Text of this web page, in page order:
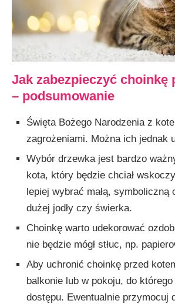
Jak zabezpieczyć choinkę
– podsumowanie
Święta Bożego Narodzenia z
zagrożeniami. Można ich jednak
Wybór drzewka jest bardzo
kota, który będzie chciał
lepiej wybrać małą, symboliczną
dużej jodły czy świerka.
Choinkę warto udekorować
nie będzie mógł stłuc, np.
Aby uchronić choinkę przed
balkonie lub w pokoju, do
dostępu. Ewentualnie przymocuj